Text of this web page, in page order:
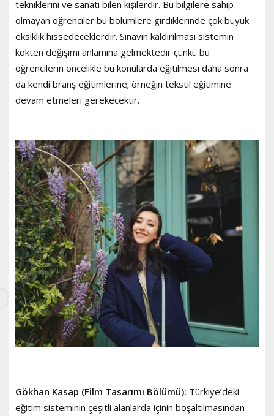
tekniklerini ve sanatı bilen kişilerdir. Bu bilgilere sahip
olmayan öğrenciler bu bölümlere girdiklerinde çok büyük
eksiklik hissedeceklerdir. Sınavın kaldırılması sistemin
kökten değişimi anlamına gelmektedir çünkü bu
öğrencilerin öncelikle bu konularda eğitilmesi daha sonra
da kendi branş eğitimlerine; örneğin tekstil eğitimine
devam etmeleri gerekecektir.
Gökhan Kasap (Film Tasarımı Bölümü): Türkiye’deki
eğitim sisteminin çeşitli alanlarda içinin boşaltılmasından